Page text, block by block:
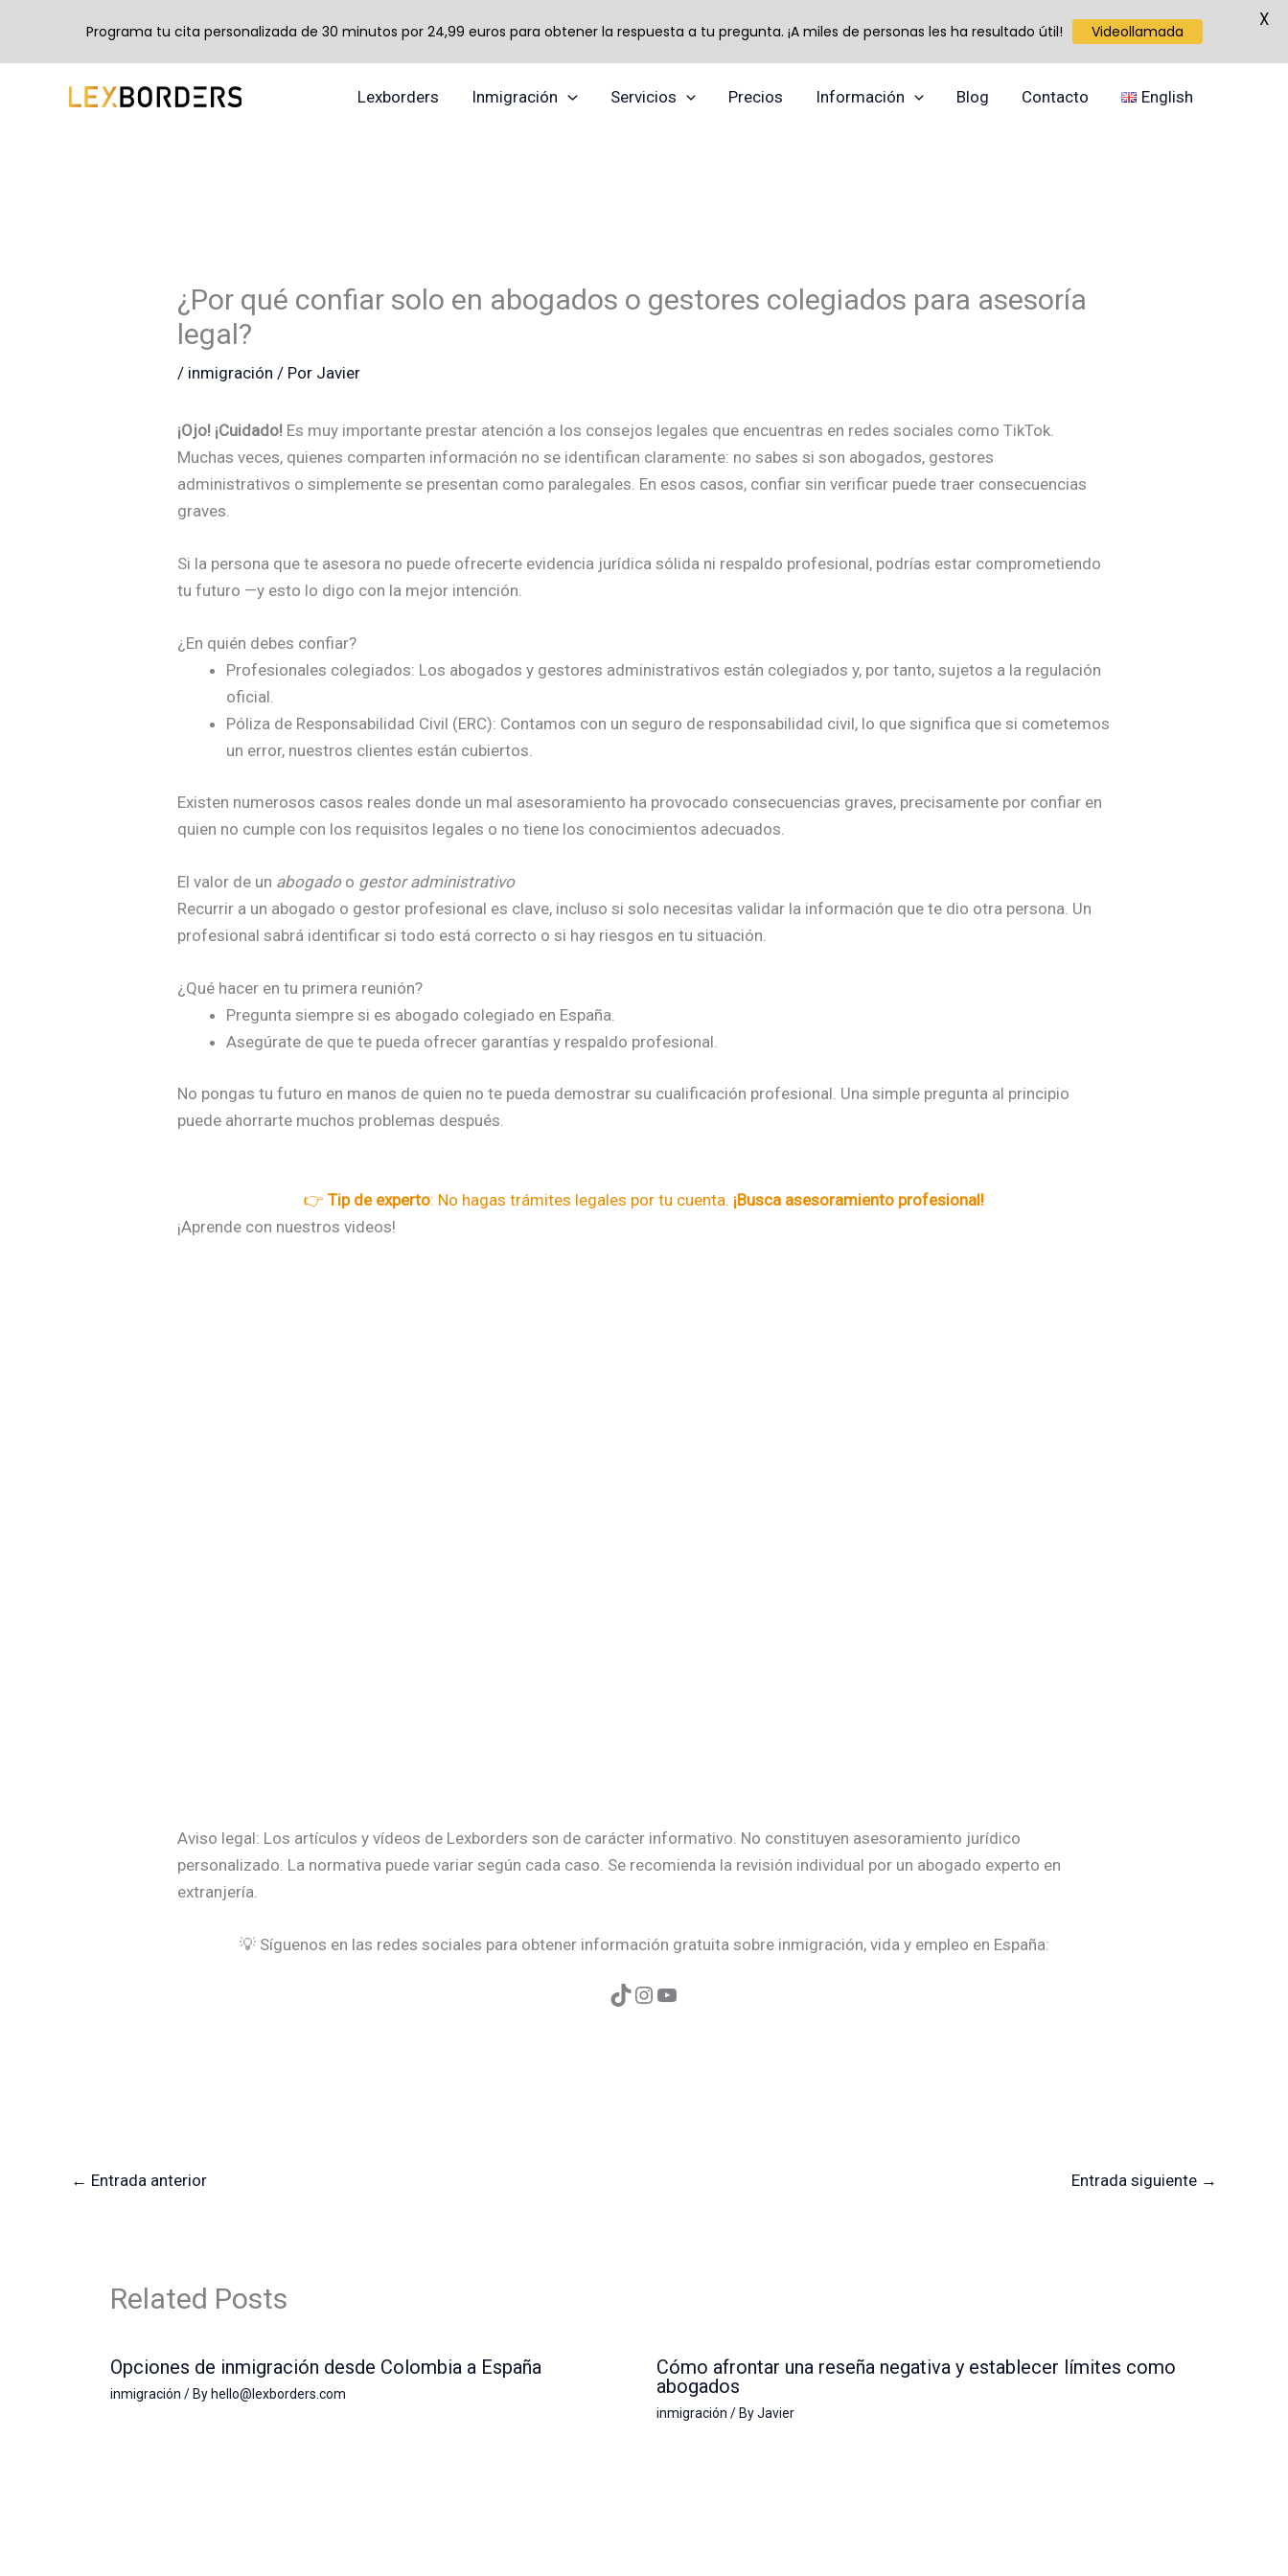
Lexborders Inmigración Servicios Precios Información Blog Contacto English
¿Por qué confiar solo en abogados o gestores colegiados para asesoría
legal?
/ inmigración / Por Javier
¡Ojo! ¡Cuidado! Es muy importante prestar atención a los consejos legales que encuentras en redes sociales como TikTok.
Muchas veces, quienes comparten información no se identifican claramente: no sabes si son abogados, gestores
administrativos o simplemente se presentan como paralegales. En esos casos, confiar sin verificar puede traer consecuencias
graves.
Si la persona que te asesora no puede ofrecerte evidencia jurídica sólida ni respaldo profesional, podrías estar comprometiendo
tu futuro —y esto lo digo con la mejor intención.
¿En quién debes confiar?
Profesionales colegiados: Los abogados y gestores administrativos están colegiados y, por tanto, sujetos a la regulación
oficial.
Póliza de Responsabilidad Civil (ERC): Contamos con un seguro de responsabilidad civil, lo que significa que si cometemos
un error, nuestros clientes están cubiertos.
Existen numerosos casos reales donde un mal asesoramiento ha provocado consecuencias graves, precisamente por confiar en
quien no cumple con los requisitos legales o no tiene los conocimientos adecuados.
El valor de un abogadoo gestor administrativo
Recurrir a un abogado o gestor profesional es clave, incluso si solo necesitas validar la información que te dio otra persona. Un
profesional sabrá identificar si todo está correcto o si hay riesgos en tu situación.
¿Qué hacer en tu primera reunión?
Pregunta siempre si es abogado colegiado en España.
Asegúrate de que te pueda ofrecer garantías y respaldo profesional.
No pongas tu futuro en manos de quien no te pueda demostrar su cualificación profesional. Una simple pregunta al principio
puede ahorrarte muchos problemas después.
👉 Tip de experto: No hagas trámites legales por tu cuenta. ¡Busca asesoramiento profesional!
¡Aprende con nuestros videos!
Aviso legal: Los artículos y vídeos de Lexborders son de carácter informativo. No constituyen asesoramiento jurídico
personalizado. La normativa puede variar según cada caso. Se recomienda la revisión individual por un abogado experto en
extranjería.
💡 Síguenos en las redes sociales para obtener información gratuita sobre inmigración, vida y empleo en España:
TikTok
Instagram
YouTube
← Entrada anterior Entrada siguiente →
Related Posts
Opciones de inmigración desde Colombia a España
inmigración / By hello@lexborders.com
Cómo afrontar una reseña negativa y establecer límites como
abogados
inmigración / ByJavier
Programa tu cita personalizada de 30 minutos por 24,99 euros para obtener la respuesta a tu pregunta. ¡A miles de personas les ha resultado útil! Videollamada
X